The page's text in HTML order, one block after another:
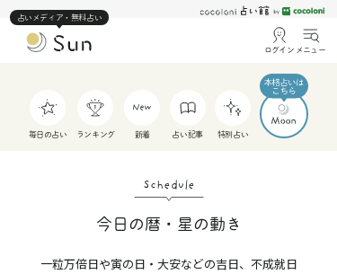
占いメディア・無料占い
ログイン メニュー
毎日の占い ランキング 新着 占い記事 特別占い
Schedule
今日の暦・星の動き
一粒万倍日や寅の日・大安などの吉日、不成就日